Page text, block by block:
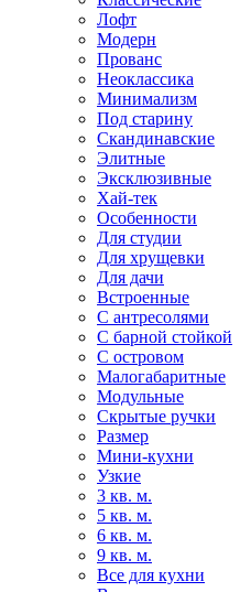
Лофт
Модерн
Прованс
Неоклассика
Минимализм
Под старину
Скандинавские
Элитные
Эксклюзивные
Хай-тек
Особенности
Для студии
Для хрущевки
Для дачи
Встроенные
С антресолями
С барной стойкой
С островом
Малогабаритные
Модульные
Скрытые ручки
Размер
Мини-кухни
Узкие
3 кв. м.
5 кв. м.
6 кв. м.
9 кв. м.
Все для кухни